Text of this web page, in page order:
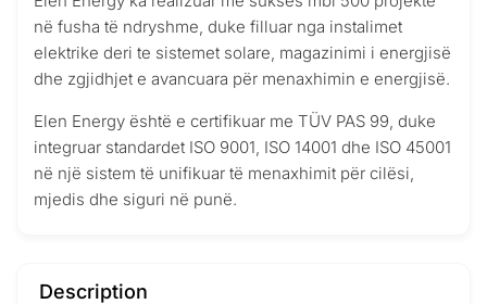
në fusha të ndryshme, duke filluar nga instalimet
elektrike deri te sistemet solare, magazinimi i energjisë
dhe zgjidhjet e avancuara për menaxhimin e energjisë.
Elen Energy është e certifikuar me TÜV PAS 99, duke
integruar standardet ISO 9001, ISO 14001 dhe ISO 45001
në një sistem të unifikuar të menaxhimit për cilësi,
mjedis dhe siguri në punë.
Description